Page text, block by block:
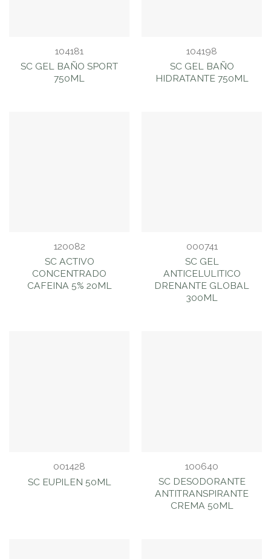
104181
SC GEL BAÑO SPORT
750ML
104198
SC GEL BAÑO
HIDRATANTE 750ML
120082
SC ACTIVO
CONCENTRADO
CAFEINA 5% 20ML
000741
SC GEL
ANTICELULITICO
DRENANTE GLOBAL
300ML
001428
SC EUPILEN 50ML
100640
SC DESODORANTE
ANTITRANSPIRANTE
CREMA 50ML